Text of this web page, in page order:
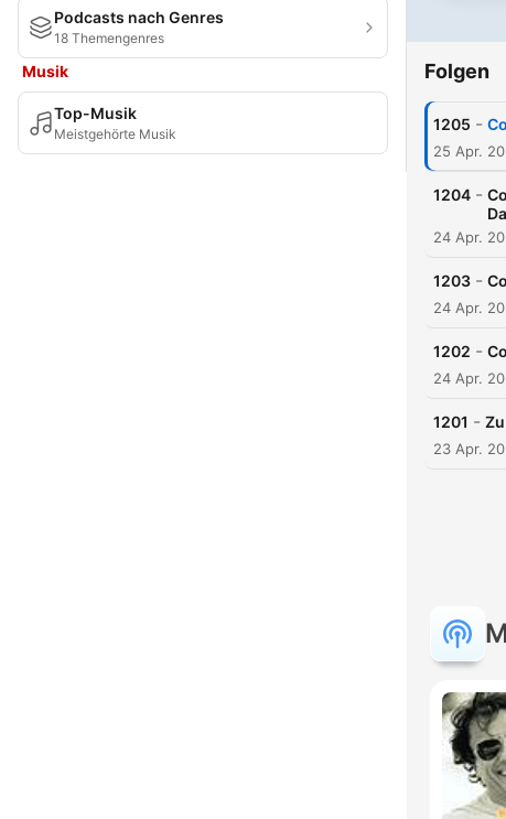
Podcasts nach Genres
18 Themengenres
Musik
Top-Musik
Meistgehörte Musik
Folgen
1205 -
25 Apr.
1204 -
24 Apr.
1203 -
24 Apr.
1202 -
24 Apr.
1201 -
23 Apr.